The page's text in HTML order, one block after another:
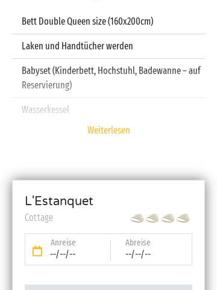
Bett Double Queen size (160x200cm)
Laken und Handtücher werden
Babyset (Kinderbett, Hochstuhl, Badewanne – auf
Reservierung)
Wasserkessel
Weiterlesen
L'Estanquet
Cottage
Anreise
--/--/--
Abreise
--/--/--